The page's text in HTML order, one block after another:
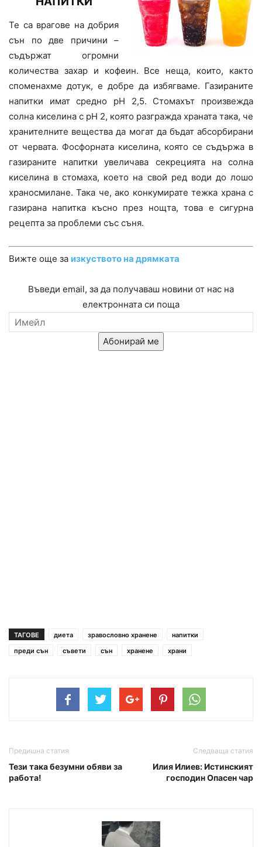
Те са врагове на добрия
сън по две причини –
съдържат огромни
количества захар и кофеин. Все неща, които, както
споменахме дотук, е добре да избягваме. Газираните
напитки имат средно pH 2,5. Стомахът произвежда
солна киселина с pH 2, която разгражда храната така, че
хранителните вещества да могат да бъдат абсорбирани
от червата. Фосфорната киселина, която се съдържа в
газираните напитки увеличава секрецията на солна
киселина в стомаха, което на свой ред води до лошо
храносмилане. Така че, ако конкумирате тежка храна с
газирана напитка късно през нощта, това е сигурна
рецепта за проблеми със съня.
Вижте още за изкуството на дрямката
Въведи email, за да получаваш новини от нас на
електронната си поща
Абонирай ме
ТАГОВЕ диета зравословно хранене
напитки
преди сън
съвети сън хранене храни
Предишна статия
Тези така безумни обяви за
работа!
Следваща статия
Илия Илиев: Истинският
господин Опасен чар